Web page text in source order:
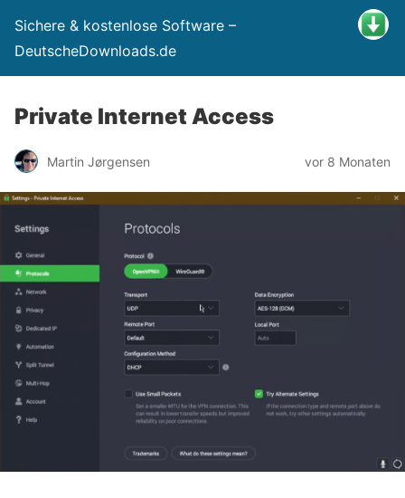
Sichere & kostenlose Software –
DeutscheDownloads.de
Private Internet Access
Martin Jørgensen vor 8 Monaten